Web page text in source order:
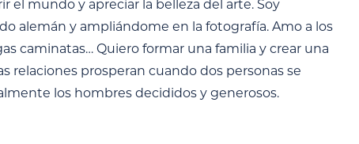
el mundo y apreciar la belleza del arte. Soy
alemán y ampliándome en la fotografía. Amo a los
caminatas… Quiero formar una familia y crear una
relaciones prosperan cuando dos personas se
los hombres decididos y generosos.